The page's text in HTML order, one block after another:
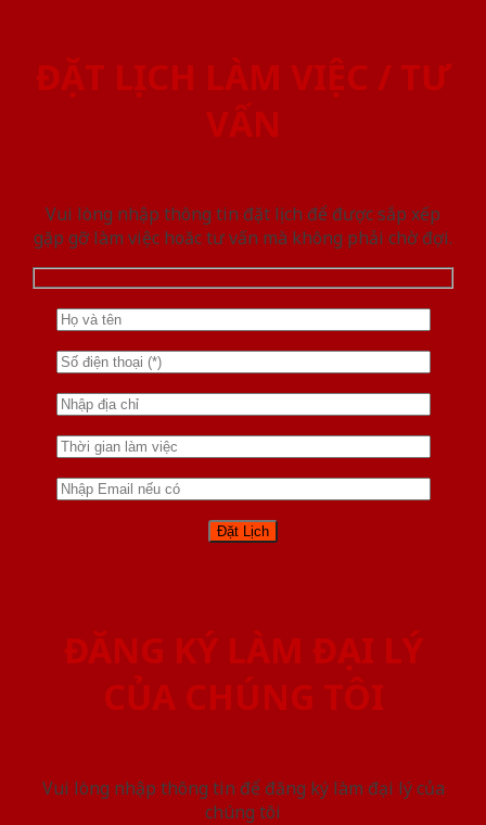
ĐẶT LỊCH LÀM VIỆC / TƯ
VẤN
Vui lòng nhập thông tin đặt lịch để được sắp xếp
gặp gỡ làm việc hoăc tư vấn mà không phải chờ đợi.
ĐĂNG KÝ LÀM ĐẠI LÝ
CỦA CHÚNG TÔI
Vui lòng nhập thông tin để đăng ký làm đại lý của
chúng tôi